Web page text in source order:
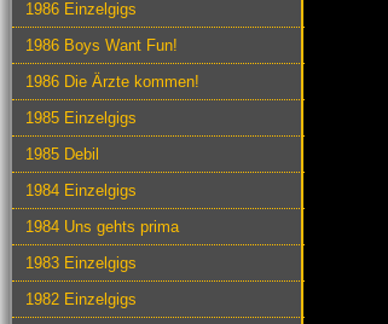
1986 Einzelgigs
1986 Boys Want Fun!
1986 Die Ärzte kommen!
1985 Einzelgigs
1985 Debil
1984 Einzelgigs
1984 Uns gehts prima
1983 Einzelgigs
1982 Einzelgigs